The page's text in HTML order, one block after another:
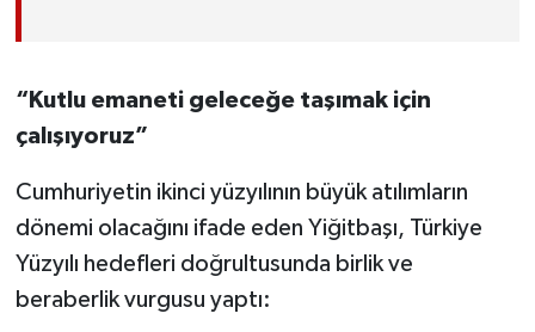
“Kutlu emaneti geleceğe taşımak için
çalışıyoruz”
Cumhuriyetin ikinci yüzyılının büyük atılımların
dönemi olacağını ifade eden Yiğitbaşı, Türkiye
Yüzyılı hedefleri doğrultusunda birlik ve
beraberlik vurgusu yaptı: